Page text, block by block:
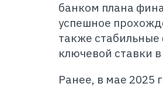
банком плана
успешное
также стабильные
ключевой ставки
Ранее, в мае 2025